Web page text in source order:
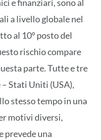
e finanziari, sono al
a livello globale nel
al 10° posto del
rischio compare
parte. Tutte e tre
Stati Uniti (USA),
stesso tempo in una
motivi diversi,
prevede una